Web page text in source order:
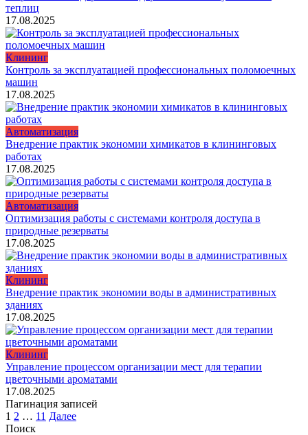
теплиц
17.08.2025
Клининг
Контроль за эксплуатацией профессиональных поломоечных
машин
17.08.2025
Автоматизация
Внедрение практик экономии химикатов в клининговых
работах
17.08.2025
Автоматизация
Оптимизация работы с системами контроля доступа в
природные резерваты
17.08.2025
Клининг
Внедрение практик экономии воды в административных
зданиях
17.08.2025
Клининг
Управление процессом организации мест для терапии
цветочными ароматами
17.08.2025
Пагинация записей
1 2 … 11 Далее
Поиск